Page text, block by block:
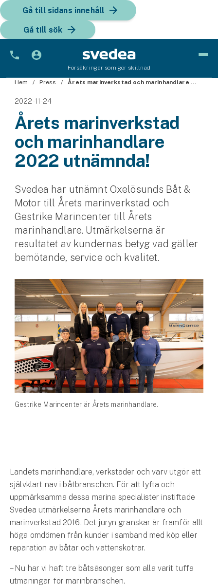
Gå till sidans innehåll
Gå till sök
Försäkringar som gör skillnad
Bil
Bilförsäkring
Bilförsäkring för företag
Fordon
Snöskoterförsäkring
ATV-försäkring
Släpvagnsförsäkring
Motorcykel
Märkesförsäkringar
Båt
Båtförsäkring
Märkesförsäkringar
Vattenskoterförsäkring
Sportfiskarna
Kattförsäkring
Djurförsäkring
Hem & hus
Hemförsäkring
Villaförsäkring
Gestrike Marincenter är Årets marinhandlare.
Hem Press Årets marinverkstad och marinhandlare 2022 utnämnda!
2022-11-24
Årets marinverkstad
och marinhandlare
2022 utnämnda!
Svedea har utnämnt Oxelösunds Båt &
Motor till Årets marinverkstad och
Gestrike Marincenter till Årets
marinhandlare. Utmärkelserna är
resultatet av kundernas betyg vad gäller
bemötande, service och kvalitet.
Landets marinhandlare, verkstäder och varv utgör ett
självklart nav i båtbranschen. För att lyfta och
uppmärksamma dessa marina specialister instiftade
Svedea utmärkelserna Årets marinhandlare och
marinverkstad 2016. Det juryn granskar är framför allt
höga omdömen från kunder i samband med köp eller
reparation av båtar och vattenskotrar.
– Nu har vi haft tre båtsäsonger som alla varit tuffa
utmaningar för marinbranschen.